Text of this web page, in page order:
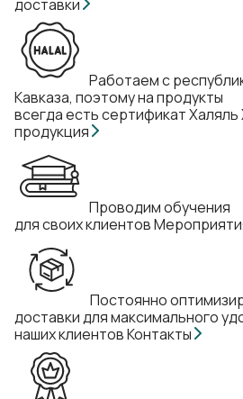
доставки
Работаем с
Кавказа, поэтому на продукты
всегда есть сертификат Халяль
продукция
Проводим обучения
для своих клиентов
Постоянно
доставки для максимального
наших клиентовКонтакты